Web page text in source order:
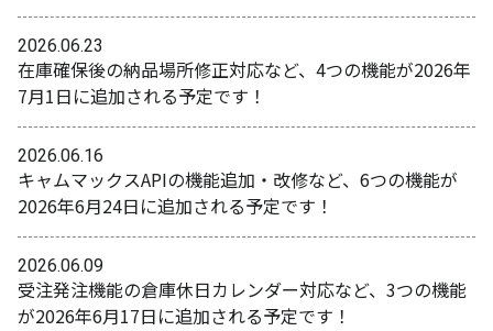
2026.06.23
在庫確保後の納品場所修正対応など、4つの機能が2026年
7月1日に追加される予定です！
2026.06.16
キャムマックスAPIの機能追加・改修など、6つの機能が
2026年6月24日に追加される予定です！
2026.06.09
受注発注機能の倉庫休日カレンダー対応など、3つの機能
が2026年6月17日に追加される予定です！